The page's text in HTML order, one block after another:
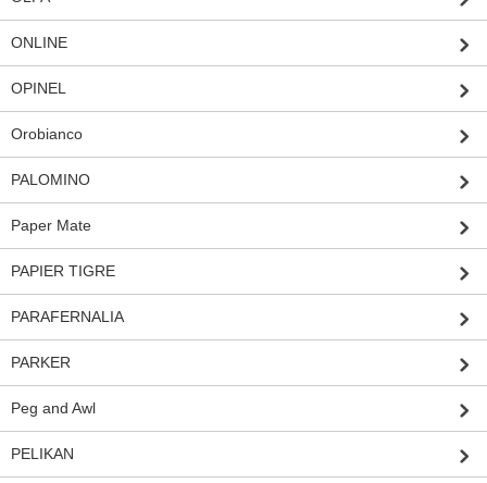
ONLINE
OPINEL
Orobianco
PALOMINO
Paper Mate
PAPIER TIGRE
PARAFERNALIA
PARKER
Peg and Awl
PELIKAN